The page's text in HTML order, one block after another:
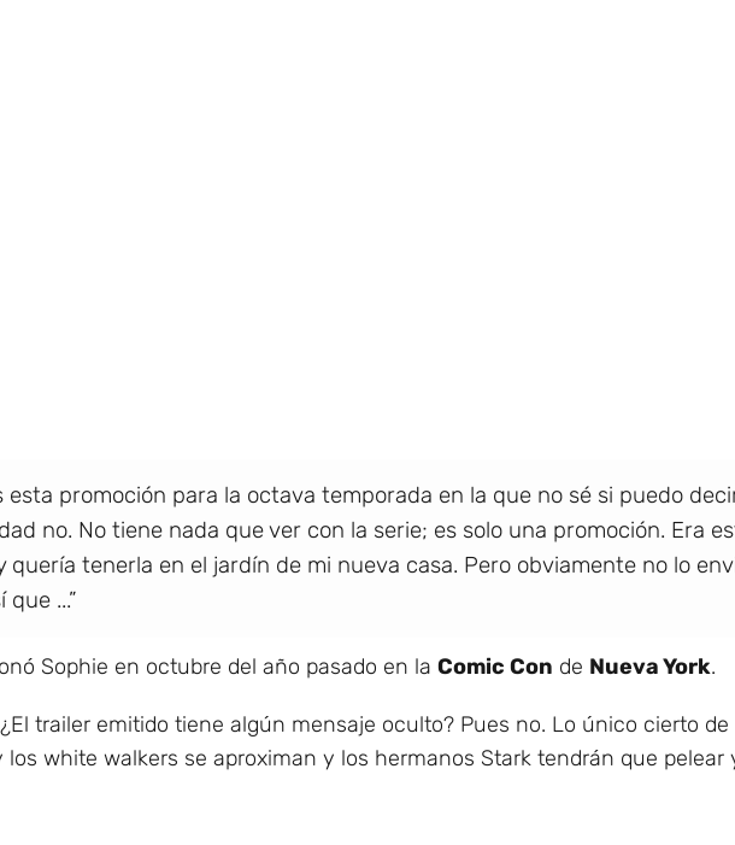
esta promoción para la octava temporada en la que no sé si puedo
no. No tiene nada que ver con la serie; es solo una promoción. Era
quería tenerla en el jardín de mi nueva casa. Pero obviamente no lo
que ...”
Sophie en octubre del año pasado en la Comic Con de Nueva York.
trailer emitido tiene algún mensaje oculto? Pues no. Lo único cierto
los white walkers se aproximan y los hermanos Stark tendrán que pelear